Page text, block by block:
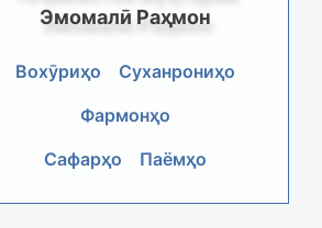
Эмомалӣ Раҳмон
Вохӯриҳо
Суханрониҳо
Фармонҳо
Сафарҳо
Паёмҳо